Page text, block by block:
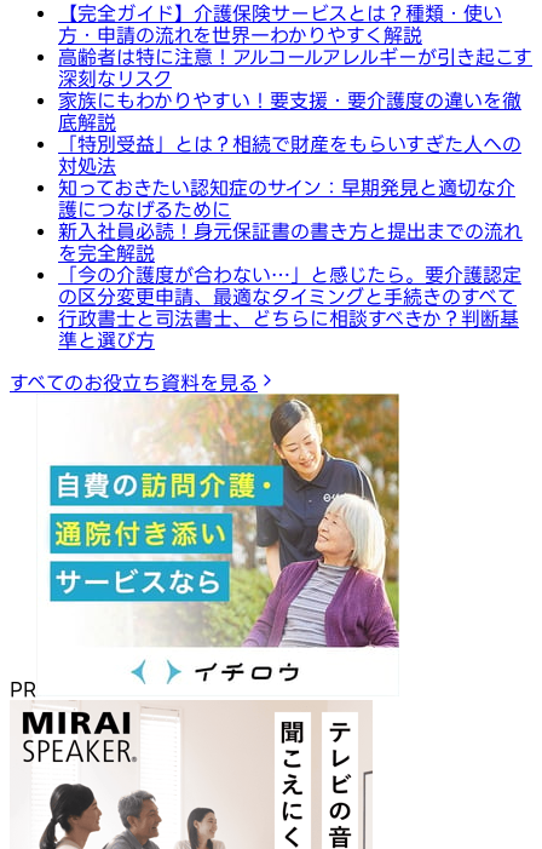
【完全ガイド】介護保険サービスとは？種類・使い
方・申請の流れを世界一わかりやすく解説
高齢者は特に注意！アルコールアレルギーが引き起こす
深刻なリスク
家族にもわかりやすい！要支援・要介護度の違いを徹
底解説
「特別受益」とは？相続で財産をもらいすぎた人への
対処法
知っておきたい認知症のサイン：早期発見と適切な介
護につなげるために
新入社員必読！身元保証書の書き方と提出までの流れ
を完全解説
「今の介護度が合わない…」と感じたら。要介護認定
の区分変更申請、最適なタイミングと手続きのすべて
行政書士と司法書士、どちらに相談すべきか？判断基
準と選び方
すべてのお役立ち資料を見る
PR